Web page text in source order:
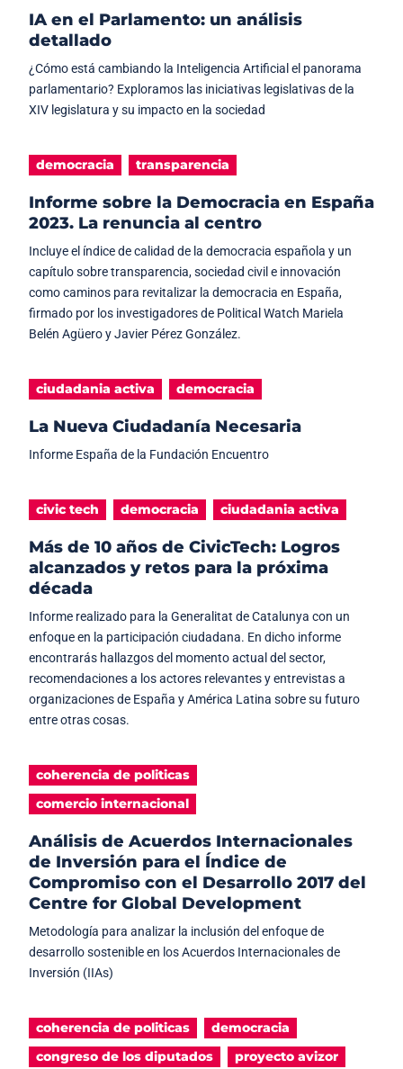
IA en el Parlamento: un análisis
detallado
¿Cómo está cambiando la Inteligencia Artificial el panorama
parlamentario? Exploramos las iniciativas legislativas de la
XIV legislatura y su impacto en la sociedad
democracia transparencia
Informe sobre la Democracia en España
2023. La renuncia al centro
Incluye el índice de calidad de la democracia española y un
capítulo sobre transparencia, sociedad civil e innovación
como caminos para revitalizar la democracia en España,
firmado por los investigadores de Political Watch Mariela
Belén Agüero y Javier Pérez González.
ciudadania activa democracia
La Nueva Ciudadanía Necesaria
Informe España de la Fundación Encuentro
civic tech democracia ciudadania activa
Más de 10 años de CivicTech: Logros
alcanzados y retos para la próxima
década
Informe realizado para la Generalitat de Catalunya con un
enfoque en la participación ciudadana. En dicho informe
encontrarás hallazgos del momento actual del sector,
recomendaciones a los actores relevantes y entrevistas a
organizaciones de España y América Latina sobre su futuro
entre otras cosas.
coherencia de politicas
comercio internacional
Análisis de Acuerdos Internacionales
de Inversión para el Índice de
Compromiso con el Desarrollo 2017 del
Centre for Global Development
Metodología para analizar la inclusión del enfoque de
desarrollo sostenible en los Acuerdos Internacionales de
Inversión (IIAs)
coherencia de politicas
democracia
congreso de los diputados
proyecto avizor